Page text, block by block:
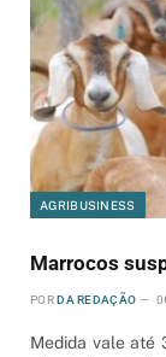
AGRIBUSINESS
Marrocos
POR DA REDAÇÃO
Medida vale até